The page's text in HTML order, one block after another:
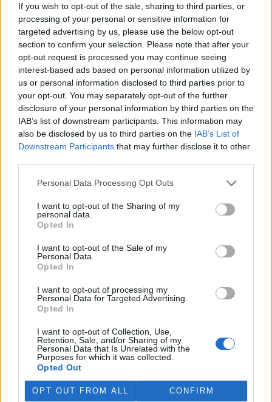
If you wish to opt-out of the sale, sharing to third parties, or
processing of your personal or sensitive information for
targeted advertising by us, please use the below opt-out
section to confirm your selection. Please note that after your
opt-out request is processed you may continue seeing
interest-based ads based on personal information utilized by
us or personal information disclosed to third parties prior to
your opt-out. You may separately opt-out of the further
disclosure of your personal information by third parties on the
IAB’s list of downstream participants. This information may
also be disclosed by us to third parties on the IAB’s List of
Downstream Participants that may further disclose it to other
Personal Data Processing Opt Outs
I want to opt-out of the Sharing of my
personal data.
Opted In
I want to opt-out of the Sale of my
Personal Data.
Opted In
I want to opt-out of processing my
Personal Data for Targeted Advertising.
Opted In
I want to opt-out of Collection, Use,
Retention, Sale, and/or Sharing of my
Personal Data that Is Unrelated with the
Purposes for which it was collected.
Opted Out
OPT OUT FROM ALL CONFIRM
Celníci odhalili gang překupníků papoušků, zajistili
stovku ptáků
5.8.2026 20:13 (ČTK)
Celníci odhalili gang
překupníků chráněných druhů
papoušků působící v několika
krajích a zajistili asi stovku
ptáků. S odchytem a
zajištěním zvířat celníkům pomohly zoo v Praze, Zlíně a Ostravě. V
ostravské zahradě také papoušci nalezli dočasné útočiště. V
tiskové zprávě nawebucelníků to oznámila mluvčí Celní správy ČR
Martina Kaňková. Případem se zabývá policie.
pronásledovali velrybáře
Islandské úřady nařídily
vyhoštění 21 aktivistů
pobřežní stráž s policií zabavily
jejich loď, která pronásledovala velrybářské plavidlo. Pasažéři lodi
patřící nadaci kanadsko-amerického ekologického aktivisty Paula
palubě nebyl. Píše o tom agentura AFP s odvoláním na islandskou
policii.
Záchranná stanice v Praze přijímá kvůli vedrům více
volně žijících zvířat
5.8.2026 17:40 | PRAHA (
teplotám pracovníci pražské